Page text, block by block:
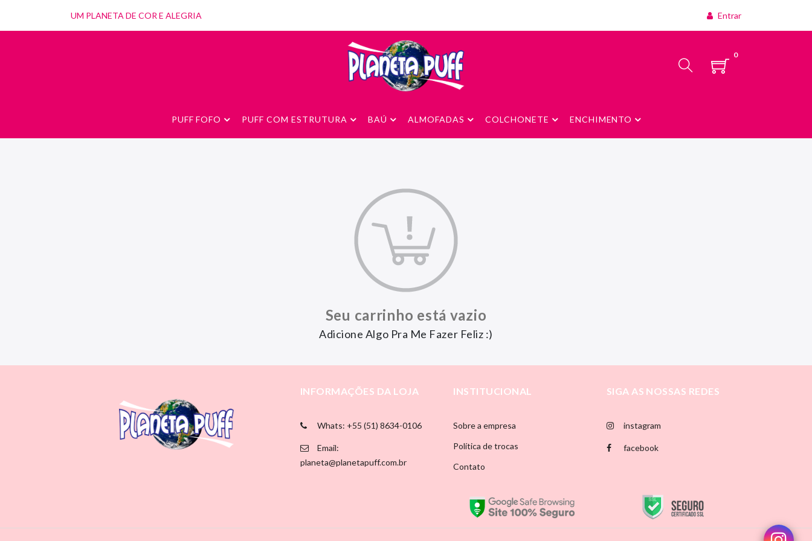
UM PLANETA DE COR E ALEGRIA Entrar
0
PUFF FOFO PUFF COM ESTRUTURA BAÚ ALMOFADAS COLCHONETE ENCHIMENTO
Seu carrinho está vazio
Adicione Algo Pra Me Fazer Feliz :)
INFORMAÇÕES DA LOJA
Whats: +55 (51) 8634-0106
Email:
planeta@planetapuff.com.br
INSTITUCIONAL
Sobre a empresa
Política de trocas
Contato
SIGA AS NOSSAS REDES
instagram
facebook